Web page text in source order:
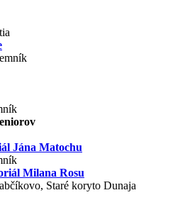
Jána Matochu
Milana Rosu
Staré koryto Dunaja